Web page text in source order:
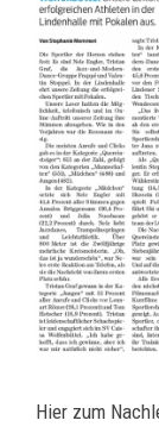
Hier zum